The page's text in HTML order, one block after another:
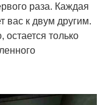
раза. Каждая
вас к двум другим.
только